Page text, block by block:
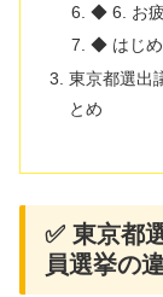
◆ 6. お疲
◆ はじめ
東京都選出
とめ
✅ 東京都
員選挙の